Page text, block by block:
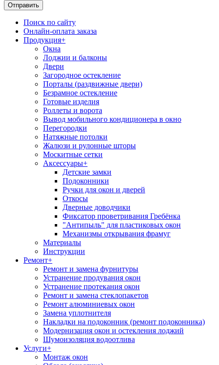
Поиск по сайту
Онлайн-оплата заказа
Продукция+
Окна
Лоджии и балконы
Двери
Загородное остекление
Порталы (раздвижные двери)
Безрамное остекление
Готовые изделия
Роллеты и ворота
Вывод мобильного кондиционера в окно
Перегородки
Натяжные потолки
Жалюзи и рулонные шторы
Москитные сетки
Аксессуары+
Детские замки
Подоконники
Ручки для окон и дверей
Откосы
Дверные доводчики
Фиксатор проветривания Гребёнка
"Антипыль" для пластиковых окон
Механизмы открывания фрамуг
Материалы
Инструкции
Ремонт+
Ремонт и замена фурнитуры
Устранение продувания окон
Устранение протекания окон
Ремонт и замена стеклопакетов
Ремонт алюминиевых окон
Замена уплотнителя
Накладки на подоконник (ремонт подоконника)
Модернизация окон и остекления лоджий
Шумоизоляция водоотлива
Услуги+
Монтаж окон